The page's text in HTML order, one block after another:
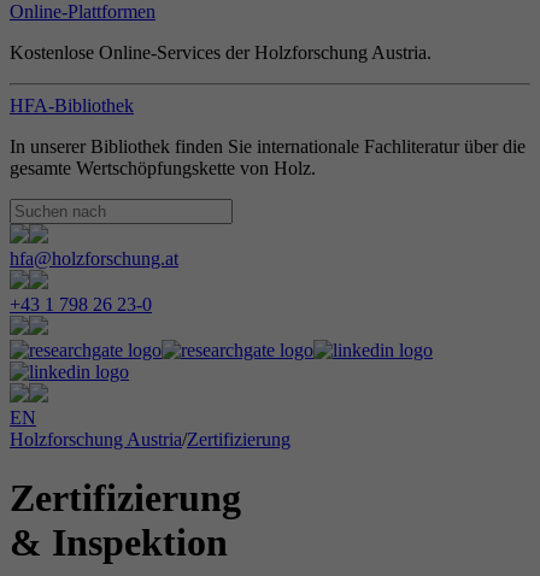
Online-Plattformen
Kostenlose Online-Services der Holzforschung Austria.
HFA-Bibliothek
In unserer Bibliothek finden Sie internationale Fachliteratur über die
gesamte Wertschöpfungskette von Holz.
hfa@holzforschung.at
+43 1 798 26 23-0
EN
Holzforschung Austria/Zertifizierung
Zertifizierung
& Inspektion